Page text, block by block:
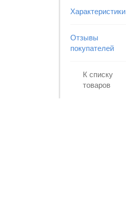
Характеристики
Отзывы
покупателей
К списку
товаров